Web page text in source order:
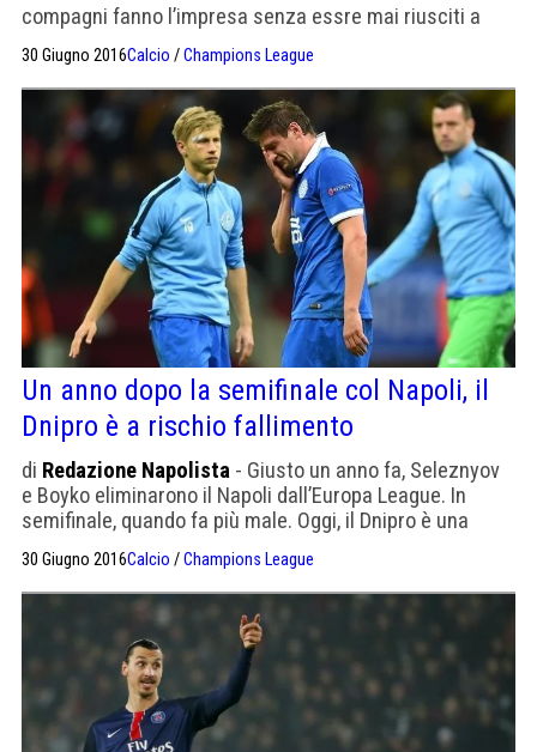
compagni fanno l’impresa senza essre mai riusciti a
vincere una gara nei 90′ regolamentari, ma è una
statistica fine a sé stessa: l’importante è il passaggio
del turno colto contro una Polonia meritevole di questo
quarto di finale ma ancora ingenua per le […]
30 Giugno 2016Calcio /Champions League
Un anno dopo la semifinale col Napoli, il
Dnipro è a rischio fallimento
di Redazione Napolista - Giusto un anno fa, Seleznyov
e Boyko eliminarono il Napoli dall’Europa League. In
semifinale, quando fa più male. Oggi, il Dnipro è una
economico. Secondo le ultime notizie provenienti
dall’Ucraina, infatti, il club di Dnipropetrovsk sarebbe a
un passo dal fallimento. Almeno, questo è quello che
assicurano i […]
30 Giugno 2016Calcio /Champions League